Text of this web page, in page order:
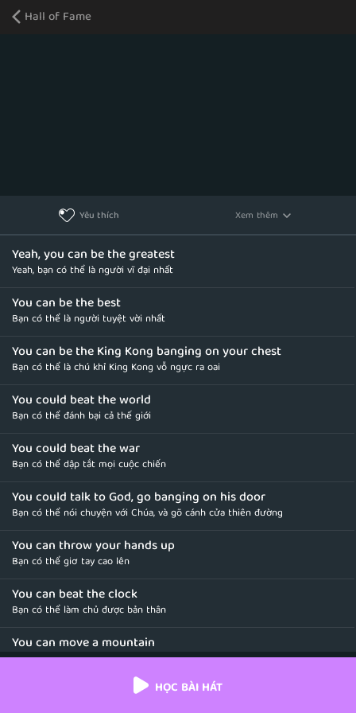
Hall of Fame
Yêu thích Xem thêm
Yeah, you can be the greatest
Yeah, bạn có thể là người vĩ đại nhất
You can be the best
Bạn có thể là người tuyệt vời nhất
You can be the King Kong banging on your chest
Bạn có thể là chú khỉ King Kong vỗ ngực ra oai
You could beat the world
Bạn có thể đánh bại cả thế giới
You could beat the war
Bạn có thể dập tắt mọi cuộc chiến
You could talk to God, go banging on his door
Bạn có thể nói chuyện với Chúa, và gõ cánh cửa thiên đường
You can throw your hands up
Bạn có thể giơ tay cao lên
You can beat the clock
Bạn có thể làm chủ được bản thân
You can move a mountain
Bạn có thể làm bất cứ thứ gì bạn muốn
HỌC BÀI HÁT